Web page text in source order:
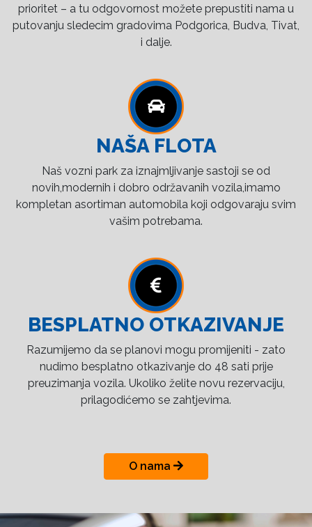
prioritet – a tu odgovornost možete prepustiti nama u
putovanju sledecim gradovima Podgorica, Budva, Tivat,
i dalje.
NAŠA FLOTA
Naš vozni park za iznajmljivanje sastoji se od
novih,modernih i dobro održavanih vozila,imamo
kompletan asortiman automobila koji odgovaraju svim
vašim potrebama.
BESPLATNO OTKAZIVANJE
Razumijemo da se planovi mogu promijeniti - zato
nudimo besplatno otkazivanje do 48 sati prije
preuzimanja vozila. Ukoliko želite novu rezervaciju,
prilagodićemo se zahtjevima.
O nama